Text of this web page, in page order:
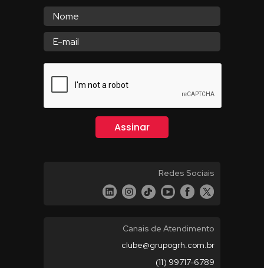
Redes Sociais
Canais de Atendimento
clube@grupogrh.com.br
(11) 99717-6789